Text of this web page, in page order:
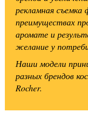
рекламная съемка
преимуществах
аромате и
желание у
Наши модели
разных брендов
Rocher.